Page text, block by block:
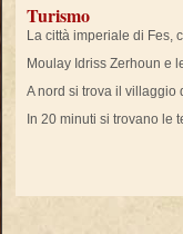
Turismo
La città imperiale di Fes,
Moulay Idriss Zerhoun e
A nord si trova il villaggio
In 20 minuti si trovano le